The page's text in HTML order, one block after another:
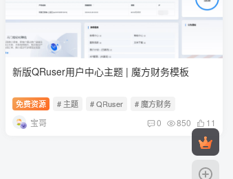
新版QRuser用户中心主题 | 魔方财务模板
免费资源 # 主题 # QRuser # 魔方财务
宝哥 0 850 11